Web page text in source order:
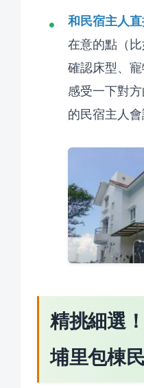
和民宿主人直
在意的點（比
確認床型、
感受一下對
的民宿主人
精挑細選
埔里包棟